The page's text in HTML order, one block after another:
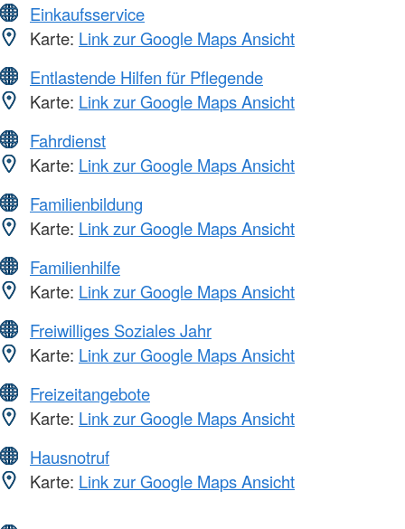
Einkaufsservice
Karte: Link zur Google Maps Ansicht
Entlastende Hilfen für Pflegende
Karte: Link zur Google Maps Ansicht
Fahrdienst
Karte: Link zur Google Maps Ansicht
Familienbildung
Karte: Link zur Google Maps Ansicht
Familienhilfe
Karte: Link zur Google Maps Ansicht
Freiwilliges Soziales Jahr
Karte: Link zur Google Maps Ansicht
Freizeitangebote
Karte: Link zur Google Maps Ansicht
Hausnotruf
Karte: Link zur Google Maps Ansicht